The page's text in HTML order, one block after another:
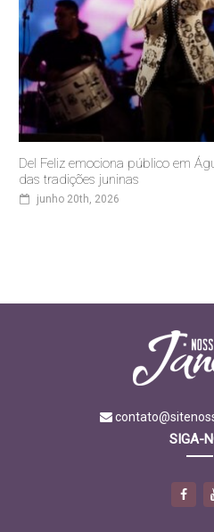
Del Feliz emociona público em
das tradições juninas
junho 20th, 2026
SIGA-